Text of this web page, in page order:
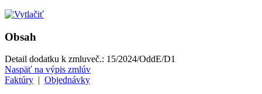
Obsah
Detail dodatku k zmluveč.: 15/2024/OddE/D1
Naspäť na výpis zmlúv
Faktúry | Objednávky